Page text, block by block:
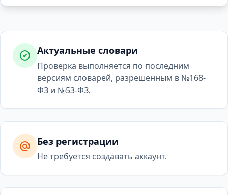
Актуальные словари
Проверка выполняется по последним
версиям словарей, разрешенным в №168-
ФЗ и №53-ФЗ.
Без регистрации
Не требуется создавать аккаунт.